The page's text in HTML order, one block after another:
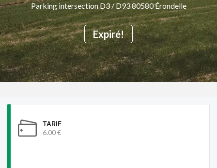
Expiré!
Parking intersection D3 / D93 80580 Érondelle
TARIF
6.00 €